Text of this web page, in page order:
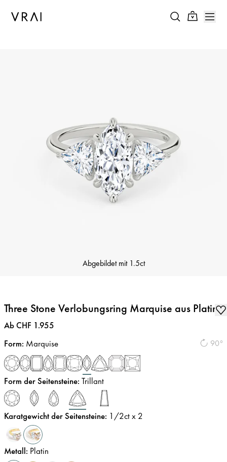
Abgebildet mit 1.5ct
Three Stone Verlobungsring Marquise aus Platin
Preis:
Ab CHF 1.955
90°
Form: Marquise
Form der Seitensteine: Trillant
Karatgewicht der Seitensteine: 1/2ct x 2
Metall: Platin